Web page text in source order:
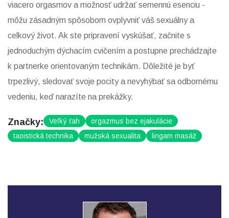
viacero orgasmov a možnosť udržať semennú esenciu -
môžu zásadným spôsobom ovplyvniť váš sexuálny a
celkový život. Ak ste pripravení vyskúšať, začnite s
jednoduchým dýchacím cvičením a postupne prechádzajte
k partnerke orientovaným technikám. Dôležité je byť
trpezlivý, sledovať svoje pocity a nevyhýbať sa odbornému
vedeniu, keď narazíte na prekážky.
Značky: Veľký ťah
orgazmus bez ejakulácie
taoistická technika
mužská sexualita lingam masáž